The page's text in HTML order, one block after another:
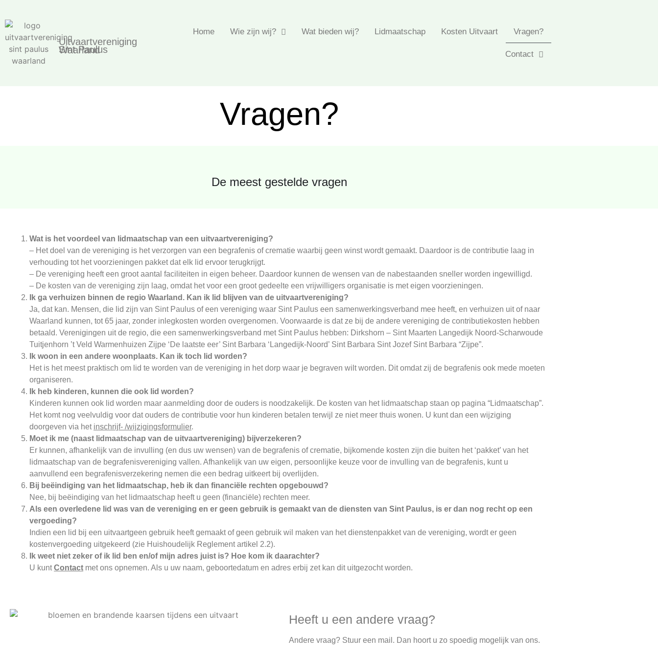
Uitvaartvereniging
Sint Paulus Waarland
Home Wie zijn wij? Wat bieden wij? Lidmaatschap Kosten Uitvaart Vragen?
Contact
Vragen?
De meest gestelde vragen
Wat is het voordeel van lidmaatschap van een uitvaartvereniging?
– Het doel van de vereniging is het verzorgen van een begrafenis of crematie waarbij geen winst wordt gemaakt. Daardoor is de contributie laag in
verhouding tot het voorzieningen pakket dat elk lid ervoor terugkrijgt.
– De vereniging heeft een groot aantal faciliteiten in eigen beheer. Daardoor kunnen de wensen van de nabestaanden sneller worden ingewilligd.
– De kosten van de vereniging zijn laag, omdat het voor een groot gedeelte een vrijwilligers organisatie is met eigen voorzieningen.
Ik ga verhuizen binnen de regio Waarland. Kan ik lid blijven van de uitvaartvereniging?
Ja, dat kan. Mensen, die lid zijn van Sint Paulus of een vereniging waar Sint Paulus een samenwerkingsverband mee heeft, en verhuizen uit of naar
Waarland kunnen, tot 65 jaar, zonder inlegkosten worden overgenomen. Voorwaarde is dat ze bij de andere vereniging de contributiekosten hebben
betaald. Verenigingen uit de regio, die een samenwerkingsverband met Sint Paulus hebben: Dirkshorn – Sint Maarten Langedijk Noord-Scharwoude
Tuitjenhorn ’t Veld Warmenhuizen Zijpe ‘De laatste eer’ Sint Barbara ‘Langedijk-Noord’ Sint Barbara Sint Jozef Sint Barbara “Zijpe”.
Ik woon in een andere woonplaats. Kan ik toch lid worden?
Het is het meest praktisch om lid te worden van de vereniging in het dorp waar je begraven wilt worden. Dit omdat zij de begrafenis ook mede moeten
organiseren.
Ik heb kinderen, kunnen die ook lid worden?
Kinderen kunnen ook lid worden maar aanmelding door de ouders is noodzakelijk. De kosten van het lidmaatschap staan op pagina “Lidmaatschap”.
Het komt nog veelvuldig voor dat ouders de contributie voor hun kinderen betalen terwijl ze niet meer thuis wonen. U kunt dan een wijziging
doorgeven via het inschrijf- /wijzigingsformulier.
Moet ik me (naast lidmaatschap van de uitvaartvereniging) bijverzekeren?
Er kunnen, afhankelijk van de invulling (en dus uw wensen) van de begrafenis of crematie, bijkomende kosten zijn die buiten het ‘pakket’ van het
lidmaatschap van de begrafenisvereniging vallen. Afhankelijk van uw eigen, persoonlijke keuze voor de invulling van de begrafenis, kunt u
aanvullend een begrafenisverzekering nemen die een bedrag uitkeert bij overlijden.
Bij beëindiging van het lidmaatschap, heb ik dan financiële rechten opgebouwd?
Nee, bij beëindiging van het lidmaatschap heeft u geen (financiële) rechten meer.
Als een overledene lid was van de vereniging en er geen gebruik is gemaakt van de diensten van Sint Paulus, is er dan nog recht op een
vergoeding?
Indien een lid bij een uitvaartgeen gebruik heeft gemaakt of geen gebruik wil maken van het dienstenpakket van de vereniging, wordt er geen
kostenvergoeding uitgekeerd (zie Huishoudelijk Reglement artikel 2.2).
Ik weet niet zeker of ik lid ben en/of mijn adres juist is? Hoe kom ik daarachter?
U kuntContact met ons opnemen. Als u uw naam, geboortedatum en adres erbij zet kan dit uitgezocht worden.
Heeft u een andere vraag?
Andere vraag? Stuur een mail. Dan hoort u zo spoedig mogelijk van ons.